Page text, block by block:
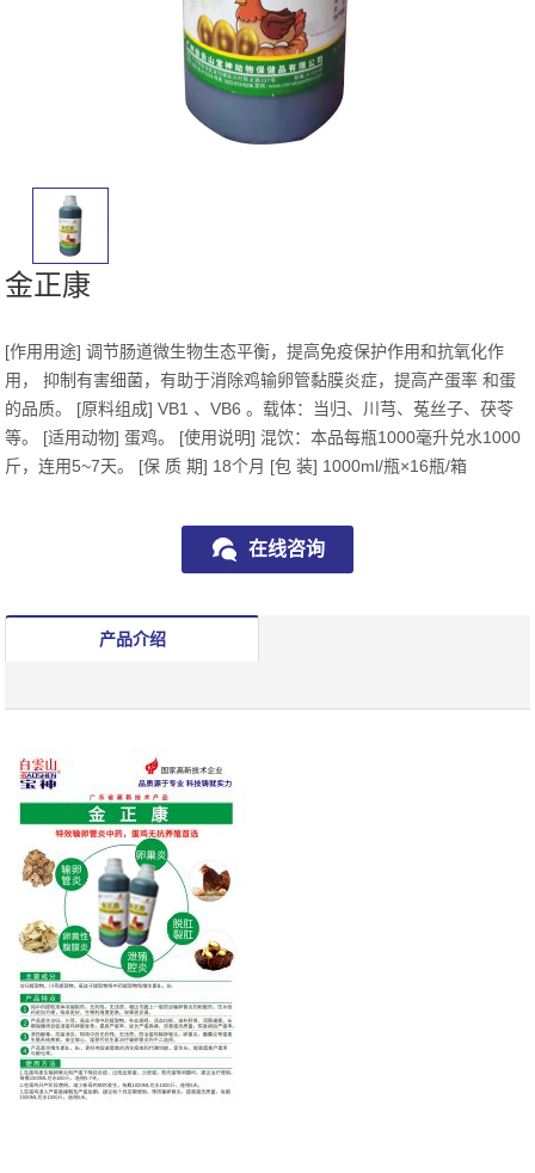
金正康
[作用用途] 调节肠道微生物生态平衡，提高免疫保护作用和抗氧化作
用， 抑制有害细菌，有助于消除鸡输卵管黏膜炎症，提高产蛋率 和蛋
的品质。 [原料组成] VB1 、VB6 。载体：当归、川芎、菟丝子、茯苓
等。 [适用动物] 蛋鸡。 [使用说明] 混饮：本品每瓶1000毫升兑水1000
斤，连用5~7天。 [保 质 期] 18个月 [包 装] 1000ml/瓶×16瓶/箱
在线咨询
产品介绍